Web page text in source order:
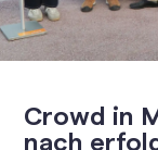
Crowd in
nach